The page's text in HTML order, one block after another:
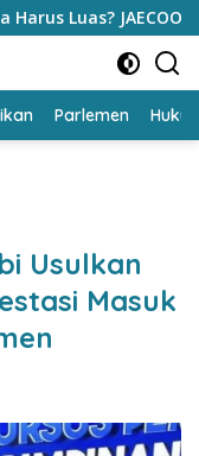
J5 EV Punya
Parlemen
Usulkan
Masuk